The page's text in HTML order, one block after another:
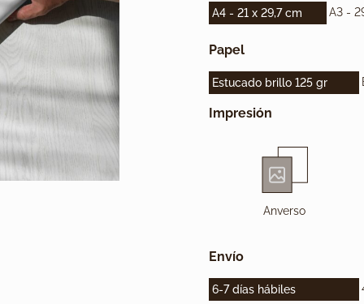
A4 - 21 x 29,7 cm A3 -
Papel
Estucado brillo 125 gr
Impresión
Anverso
Envío
6-7 días hábiles